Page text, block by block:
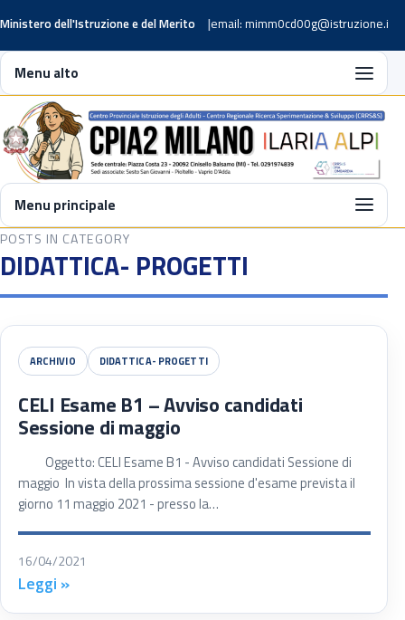
Ministero dell'Istruzione e del Merito email: mimm0cd00g@istruzione.it
Menu alto
Menu principale
POSTS IN CATEGORY
DIDATTICA- PROGETTI
ARCHIVIO DIDATTICA- PROGETTI
CELI Esame B1 – Avviso candidati
Sessione di maggio
Oggetto: CELI Esame B1 - Avviso candidati Sessione di
maggio In vista della prossima sessione d'esame prevista il
giorno 11 maggio 2021 - presso la…
16/04/2021
Leggi »